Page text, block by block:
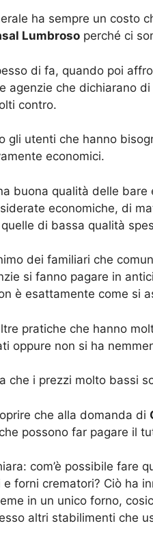
ha sempre un costo
Lumbroso perché ci
di fa, quando poi
agenzie che dichiarano
contro.
gli utenti che hanno
economici.
buona qualità delle
economiche, di
di bassa qualità
dei familiari che
si fanno pagare in
è esattamente come si
pratiche che hanno
oppure non si ha
che i prezzi molto bassi
che alla domanda di
possono far pagare il
com’è possibile fare
forni crematori? Ciò ha
in un unico forno,
altri stabilimenti che